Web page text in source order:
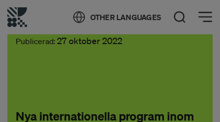
OTHER LANGUAGES Öppna sök
Öppna meny
Publicerad: 27 oktober 2022
Nya internationella program inom